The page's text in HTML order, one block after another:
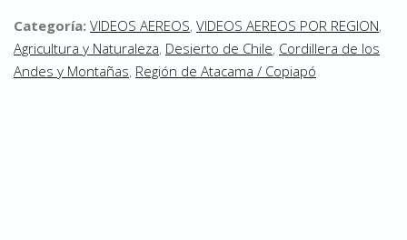
Categoría: VIDEOS AEREOS, VIDEOS AEREOS POR REGION,
Agricultura y Naturaleza, Desierto de Chile, Cordillera de los
Andes y Montañas, Región de Atacama / Copiapó